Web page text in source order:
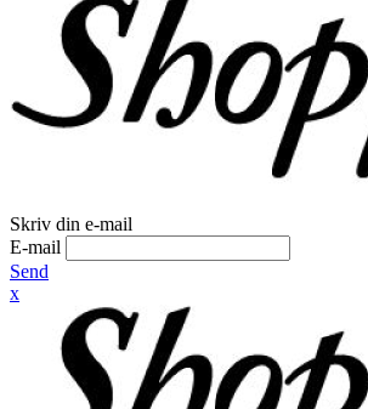
Skriv din e-mail
E-mail
Send
x